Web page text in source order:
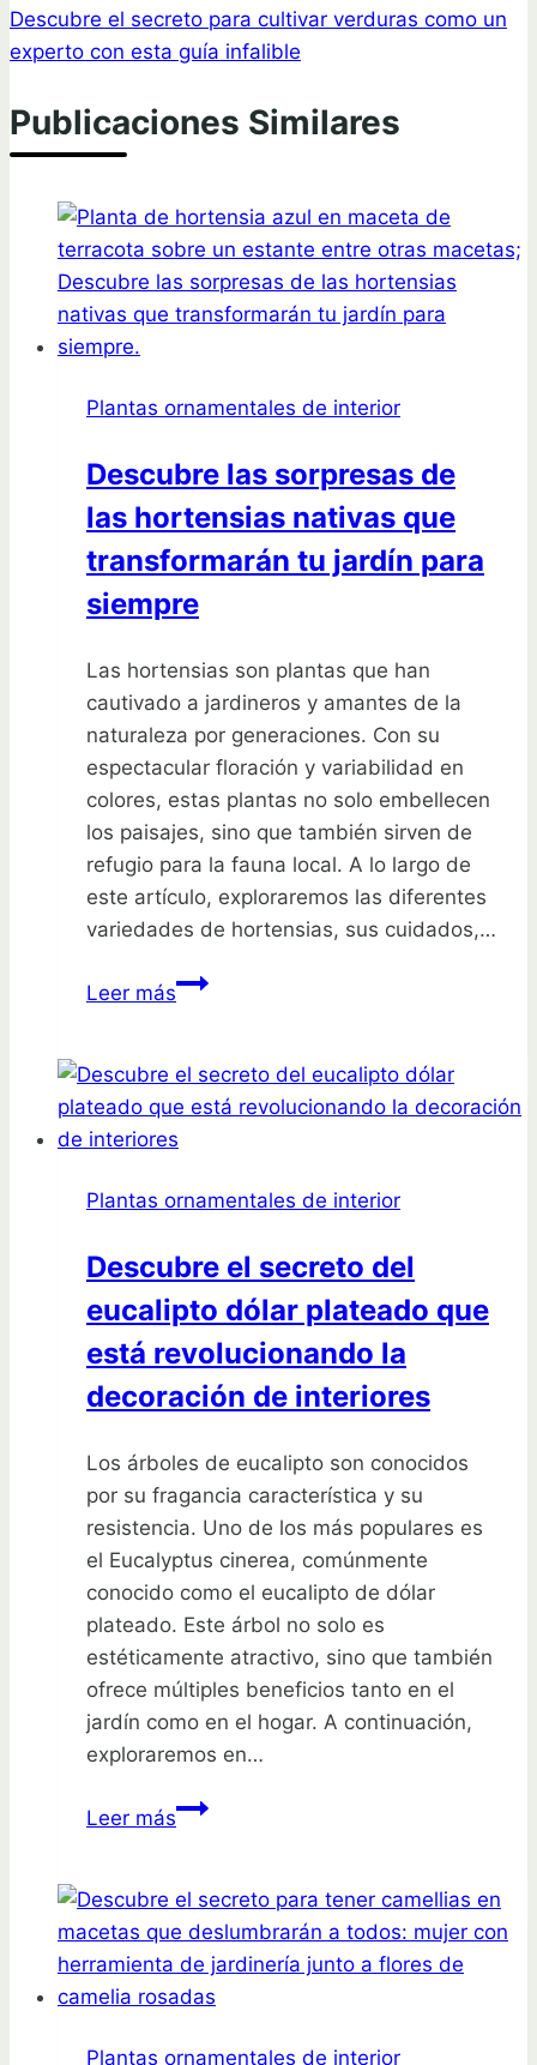
Descubre el secreto para cultivar verduras como un
experto con esta guía infalible
Publicaciones Similares
Plantas ornamentales de interior
Descubre las sorpresas de
las hortensias nativas que
transformarán tu jardín para
siempre
Las hortensias son plantas que han
cautivado a jardineros y amantes de la
naturaleza por generaciones. Con su
espectacular floración y variabilidad en
colores, estas plantas no solo embellecen
los paisajes, sino que también sirven de
refugio para la fauna local. A lo largo de
este artículo, exploraremos las diferentes
variedades de hortensias, sus cuidados,…
Leer másDescubre
de
las
hortensias
que
tu
jardín
para
siempre
Plantas ornamentales de interior
Descubre el secreto del
eucalipto dólar plateado que
está revolucionando la
decoración de interiores
Los árboles de eucalipto son conocidos
por su fragancia característica y su
resistencia. Uno de los más populares es
el Eucalyptus cinerea, comúnmente
conocido como el eucalipto de dólar
plateado. Este árbol no solo es
estéticamente atractivo, sino que también
ofrece múltiples beneficios tanto en el
jardín como en el hogar. A continuación,
exploraremos en…
Leer másDescubre
del
eucalipto
dólar
plateado
Plantas ornamentales de interior